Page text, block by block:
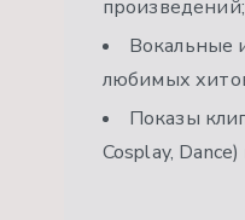
произведений;
Вокальные
любимых
Показы
Cosplay,